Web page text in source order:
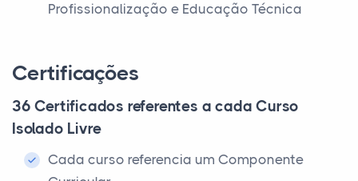
Profissionalização e Educação Técnica
Certificações
36 Certificados referentes a cada Curso
Isolado Livre
Cada curso referencia um Componente